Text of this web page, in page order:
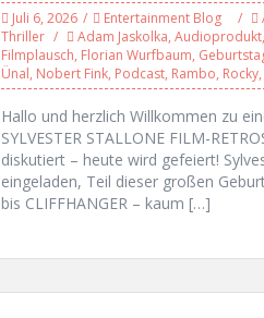
Juli 6, 2026 Entertainment Blog
Thriller
Adam Jaskolka, Audioprodukt,
Filmplausch, Florian Wurfbaum,
Ünal, Nobert Fink, Podcast, Rambo, Rocky,
Hallo und herzlich Willkommen zu
SYLVESTER STALLONE FILM-
diskutiert – heute wird gefeiert!
eingeladen, Teil dieser großen
bis CLIFFHANGER – kaum […]